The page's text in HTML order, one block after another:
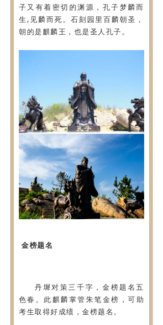
子又有着密切的渊源，孔子梦麟而
生,见麟而死。石刻园里百麟朝圣，
朝的是麒麟王，也是圣人孔子。
金榜题名
丹墀对策三千字，金榜题名五
色春。此麒麟掌管朱笔金榜，可助
考生取得好成绩，金榜题名。